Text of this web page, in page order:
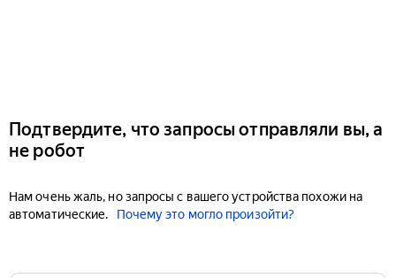
Подтвердите, что запросы отправляли вы, а
не робот
Нам очень жаль, но запросы с вашего устройства похожи на
автоматические.
Почему это могло произойти?